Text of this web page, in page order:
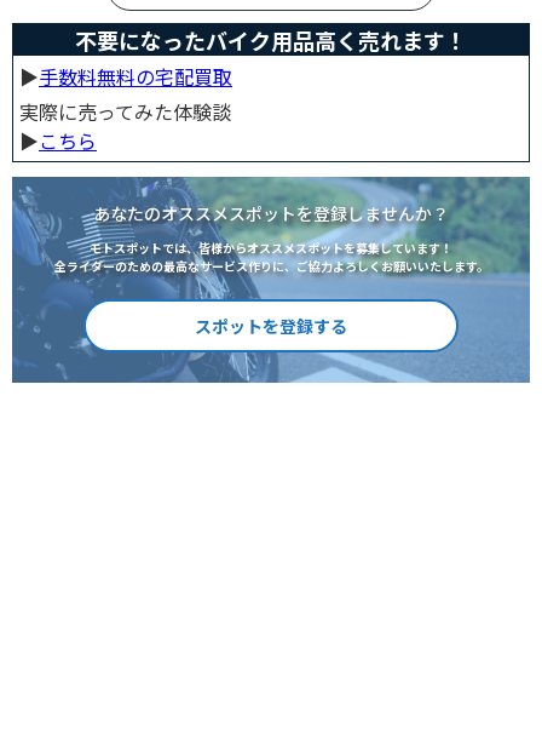
不要になったバイク用品高く売れます！
▶︎手数料無料の宅配買取
実際に売ってみた体験談
▶︎こちら
あなたのオススメスポットを登録しませんか？
モトスポットでは、皆様からオススメスポットを募集しています！
全ライダーのための最高なサービス作りに、ご協力よろしくお願いいたします。
スポットを登録する